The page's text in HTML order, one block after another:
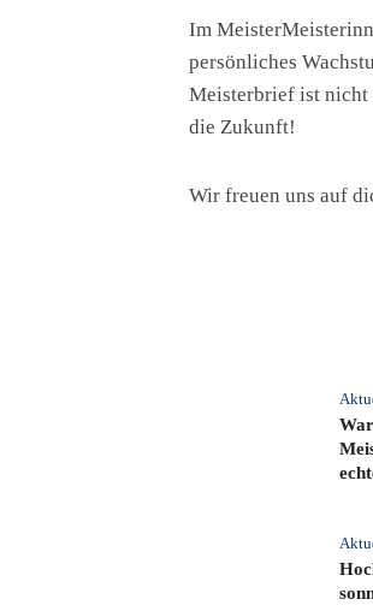
Im
persönliches
Meisterbrief ist nicht
die Zukunft!
Wir freuen uns auf